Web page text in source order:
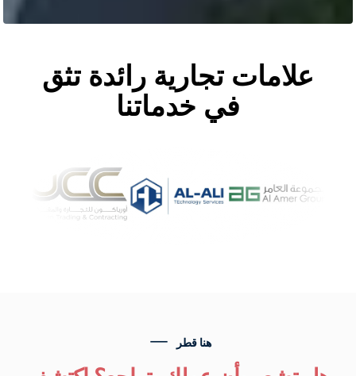
علامات تجارية رائدة تثق
في خدماتنا
هنا قطر